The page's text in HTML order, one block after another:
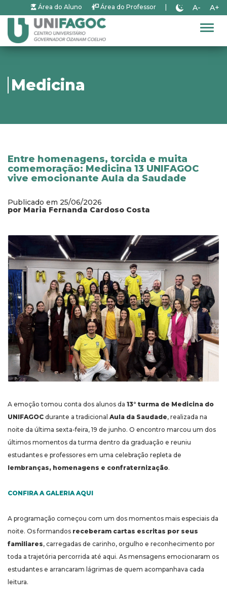
Área do Aluno Área do Professor A- A+
Medicina
Entre homenagens, torcida e muita
comemoração: Medicina 13 UNIFAGOC
vive emocionante Aula da Saudade
Publicado em 25/06/2026
por Maria Fernanda Cardoso Costa
A emoção tomou conta dos alunos da 13° turma de Medicina do
UNIFAGOC durante a tradicional Aula da Saudade, realizada na
noite da última sexta-feira, 19 de junho. O encontro marcou um dos
últimos momentos da turma dentro da graduação e reuniu
estudantes e professores em uma celebração repleta de
lembranças, homenagens e confraternização.
CONFIRA A GALERIA AQUI
A programação começou com um dos momentos mais especiais da
noite. Os formandos receberam cartas escritas por seus
familiares, carregadas de carinho, orgulho e reconhecimento por
toda a trajetória percorrida até aqui. As mensagens emocionaram os
estudantes e arrancaram lágrimas de quem acompanhava cada
leitura.